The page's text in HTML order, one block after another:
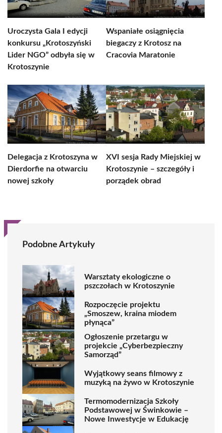
Uroczysta Gala I edycji
konkursu „Krotoszyński
Lider NGO” odbyła się w
Krotoszynie
Wspaniałe osiągnięcia
biegaczy z Krotosz na
Cracovia Maratonie
Delegacja z Krotoszyna w
Dierdorfie na otwarciu
nowej szkoły
XVI sesja Rady Miejskiej w
Krotoszynie – szczegóły i
porządek obrad
Podobne Artykuły
Warsztaty ekologiczne o
pszczołach w Krotoszynie
Rozpoczęcie projektu
„Smoszew, kraina miodem
płynąca”
Ogłoszenie przetargu w
projekcie „Cyberbezpieczny
Samorząd”
Wyjątkowy seans filmowy z
muzyką na żywo w Krotoszynie
Termomodernizacja Szkoły
Podstawowej w Świnkowie –
Nowe Inwestycje w Edukację